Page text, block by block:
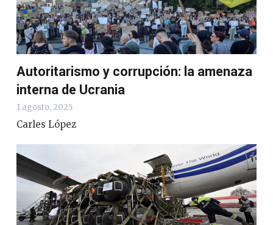
Autoritarismo y corrupción: la amenaza
interna de Ucrania
1 agosto, 2025
Carles López